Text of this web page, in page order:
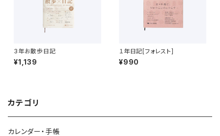
3年お散歩日記
¥1,139
１年日記[フォレスト]
¥990
カテゴリ
カレンダー・手帳